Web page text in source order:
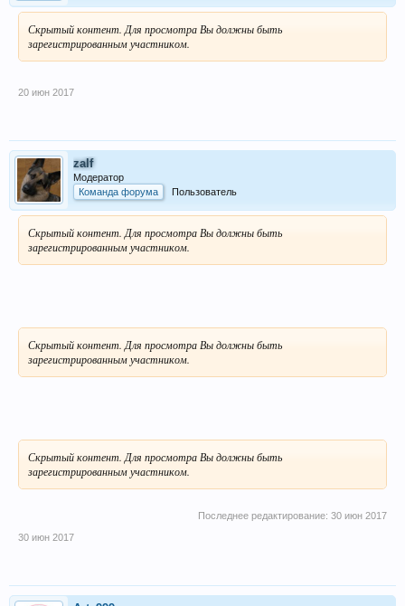
Скрытый контент. Для просмотра Вы должны быть
зарегистрированным участником.
20 июн 2017
zalf
Модератор
Команда форума
Пользователь
Скрытый контент. Для просмотра Вы должны быть
зарегистрированным участником.
Скрытый контент. Для просмотра Вы должны быть
зарегистрированным участником.
Скрытый контент. Для просмотра Вы должны быть
зарегистрированным участником.
Последнее редактирование: 30 июн 2017
30 июн 2017